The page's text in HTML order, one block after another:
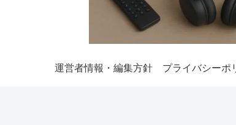
運営者情報・編集方針 プライバシーポ